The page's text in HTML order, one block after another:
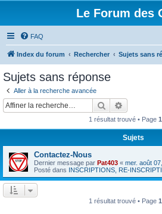
Le Forum des
FAQ
Index du forum Rechercher Sujets sans
Sujets sans réponse
Aller à la recherche avancée
Rechercher
1 résultat trouvé • Page 1
Sujets
Contactez-Nous
Dernier message par Pat403 « mer. août
Posté dans INSCRIPTIONS, RE-
1 résultat trouvé • Page 1